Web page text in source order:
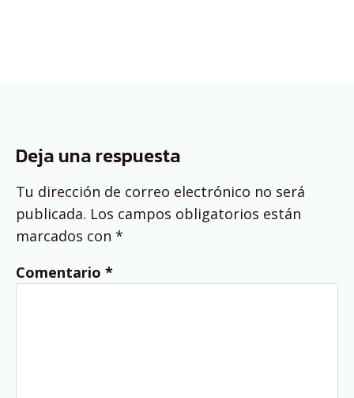
Deja una respuesta
Tu dirección de correo electrónico no será
publicada. Los campos obligatorios están
marcados con *
Comentario *